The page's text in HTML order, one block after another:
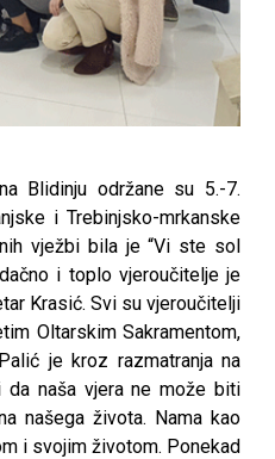
Blidinju održane su 5.-7.
i Trebinjsko-mrkanske
vježbi bila je “Vi ste sol
i toplo vjeroučitelje je
Krasić. Svi su vjeroučitelji
Oltarskim Sakramentom,
je kroz razmatranja na
da naša vjera ne može biti
našega života. Nama kao
i svojim životom. Ponekad